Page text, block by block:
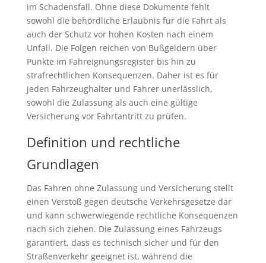
im Schadensfall. Ohne diese Dokumente fehlt
sowohl die behördliche Erlaubnis für die Fahrt als
auch der Schutz vor hohen Kosten nach einem
Unfall. Die Folgen reichen von Bußgeldern über
Punkte im Fahreignungsregister bis hin zu
strafrechtlichen Konsequenzen. Daher ist es für
jeden Fahrzeughalter und Fahrer unerlässlich,
sowohl die Zulassung als auch eine gültige
Versicherung vor Fahrtantritt zu prüfen.
Definition und rechtliche
Grundlagen
Das Fahren ohne Zulassung und Versicherung stellt
einen Verstoß gegen deutsche Verkehrsgesetze dar
und kann schwerwiegende rechtliche Konsequenzen
nach sich ziehen. Die Zulassung eines Fahrzeugs
garantiert, dass es technisch sicher und für den
Straßenverkehr geeignet ist, während die